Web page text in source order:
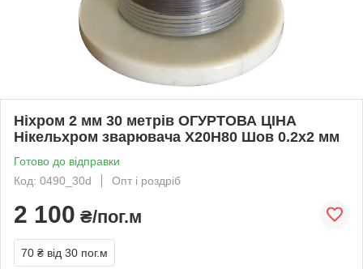
Ніхром 2 мм 30 метрів ОГУРТОВА ЦІНА
Нікельхром зварювача Х20Н80 Шов 0.2х2 мм
Готово до відправки
Код: 0490_30d
Опт і роздріб
2 100 ₴/пог.м
70 ₴ від 30 пог.м